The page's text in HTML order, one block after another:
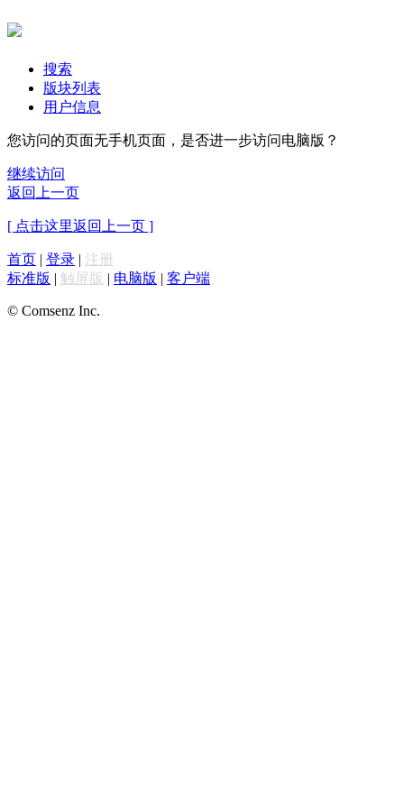
搜索
版块列表
用户信息
您访问的页面无手机页面，是否进一步访问电脑版？
继续访问
返回上一页
[ 点击这里返回上一页 ]
首页 | 登录 | 注册
标准版 | 触屏版 | 电脑版 | 客户端
© Comsenz Inc.